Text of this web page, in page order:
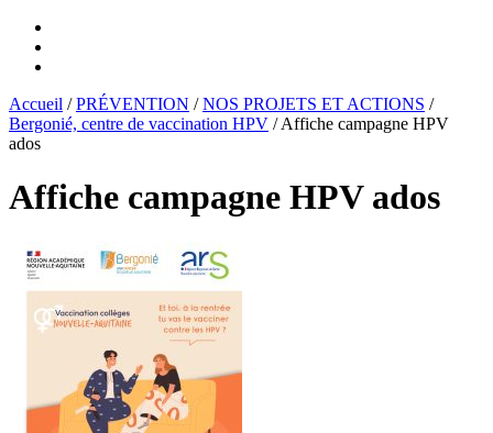
Accueil /PRÉVENTION /NOS PROJETS ET ACTIONS /
Bergonié, centre de vaccination HPV /Affiche campagne HPV
ados
Affiche campagne HPV ados